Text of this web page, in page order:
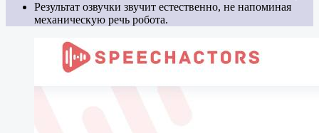
Результат озвучки звучит естественно, не напоминая
механическую речь робота.